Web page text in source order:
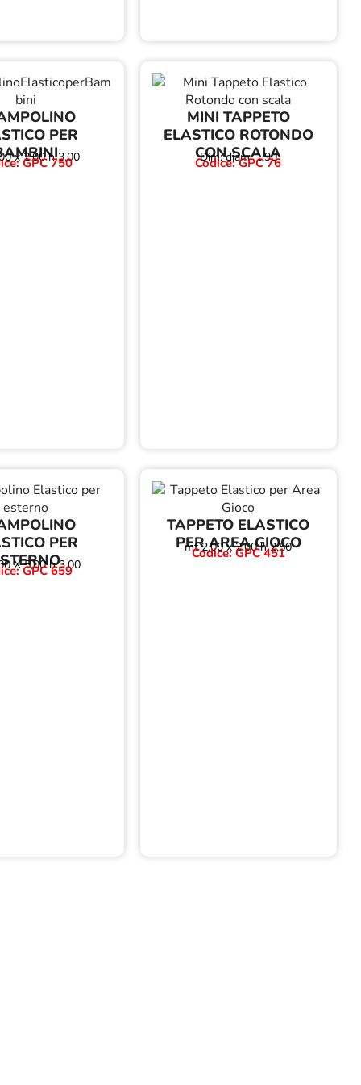
PER
x 2,00 h 3,00
GPC 750
MINI TAPPETO
ELASTICO ROTONDO
CON SCALA
Dim: diam. 1,90
Codice: GPC 76
PER
X 5,00 h 3,00
GPC 659
TAPPETO ELASTICO
PER AREA GIOCO
mt 2,00 x 2,00 h 2,50
Codice: GPC 451